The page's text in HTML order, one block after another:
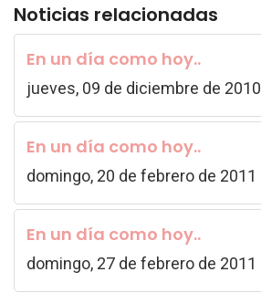
Noticias relacionadas
En un día como hoy..
jueves, 09 de diciembre de 2010
En un día como hoy..
domingo, 20 de febrero de 2011
En un día como hoy..
domingo, 27 de febrero de 2011